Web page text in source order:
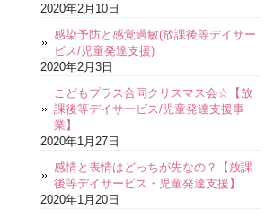
2020年2月10日
感染予防と感覚過敏(放課後等デイサー
ビス/児童発達支援)
2020年2月3日
こどもプラス合同クリスマス会☆【放
課後等デイサービス/児童発達支援事
業】
2020年1月27日
感情と表情はどっちが先なの？【放課
後等デイサービス・児童発達支援】
2020年1月20日